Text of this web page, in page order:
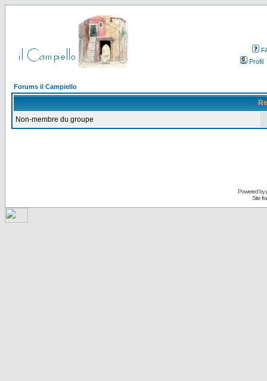
Profil
Forums il Campiello
Non-membre du groupe
Powered by
Site